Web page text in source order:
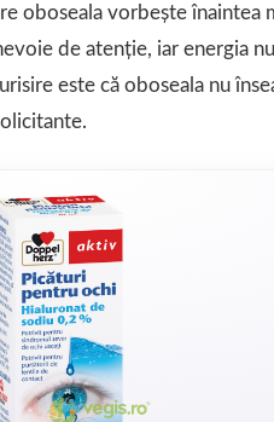
oboseala vorbește înaintea
de atenție, iar energia
este că oboseala nu